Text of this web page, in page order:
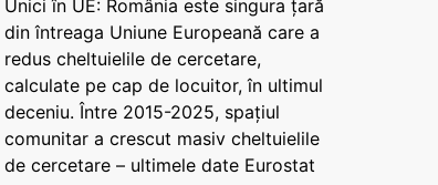
Unici în UE: România este singura țară
din întreaga Uniune Europeană care a
redus cheltuielile de cercetare,
calculate pe cap de locuitor, în ultimul
deceniu. Între 2015-2025, spațiul
comunitar a crescut masiv cheltuielile
de cercetare – ultimele date Eurostat